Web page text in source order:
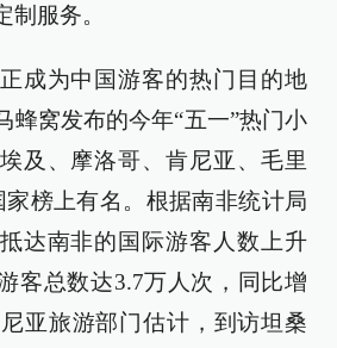
服务。
成为中国游客的热门目的地
蜂窝发布的今年“五一”热门小
及、摩洛哥、肯尼亚、毛里
榜上有名。根据南非统计局
达南非的国际游客人数上升
客总数达3.7万人次，同比增
亚旅游部门估计，到访坦桑